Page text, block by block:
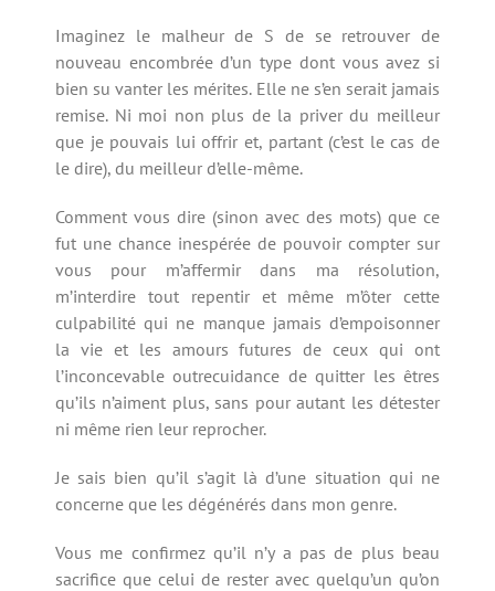
Imaginez le malheur de S de se retrouver de
nouveau encombrée d’un type dont vous avez si
bien su vanter les mérites. Elle ne s’en serait jamais
remise. Ni moi non plus de la priver du meilleur
que je pouvais lui offrir et, partant (c’est le cas de
le dire), du meilleur d’elle-même.
Comment vous dire (sinon avec des mots) que ce
fut une chance inespérée de pouvoir compter sur
vous pour m’affermir dans ma résolution,
m’interdire tout repentir et même m’ôter cette
culpabilité qui ne manque jamais d’empoisonner
la vie et les amours futures de ceux qui ont
l’inconcevable outrecuidance de quitter les êtres
qu’ils n’aiment plus, sans pour autant les détester
ni même rien leur reprocher.
Je sais bien qu’il s’agit là d’une situation qui ne
concerne que les dégénérés dans mon genre.
Vous me confirmez qu’il n’y a pas de plus beau
sacrifice que celui de rester avec quelqu’un qu’on